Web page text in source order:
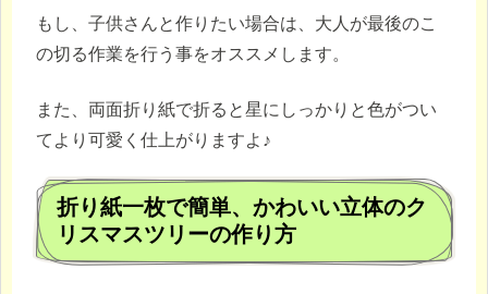
もし、子供さんと作りたい場合は、大人が最後のこ
の切る作業を行う事をオススメします。
また、両面折り紙で折ると星にしっかりと色がつい
てより可愛く仕上がりますよ♪
折り紙一枚で簡単、かわいい立体のク
リスマスツリーの作り方